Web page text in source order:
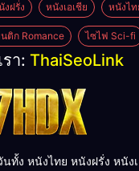
งฝรั่ง หนังเอเชีย หนังไท
ติก Romance ไซไฟ Sci-fi
า: ThaiSeoLink
ง หนังไทย หนังฝรั่ง หนัง